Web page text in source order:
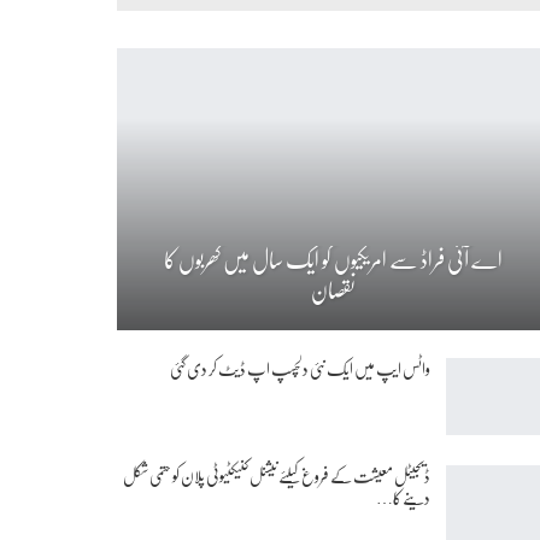
اے آئی فراڈ سے امریکیوں کو ایک سال میں کھربوں کا
نقصان
واٹس ایپ میں ایک نئی دلچسپ اپ ڈیٹ کر دی گئی
ڈیجیٹل معیشت کے فروغ کیلئے نیشنل کنیکٹیوٹی پلان کو حتمی شکل
دینے کا…